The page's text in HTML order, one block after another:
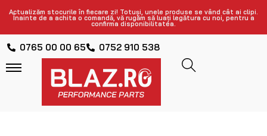
Actualizăm stocurile în fiecare zi! Totuși, unele produse se vând cât ai clipi.
Înainte de a achita o comandă, vă rugăm să luați legătura cu noi, pentru a
confirma disponibilitatea.
0765 00 00 65 0752 910 538